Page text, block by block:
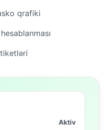
qrafiki
Aktiv